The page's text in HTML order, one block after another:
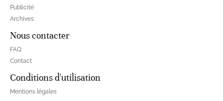
Publicité
Archives
Nous contacter
FAQ
Contact
Conditions d'utilisation
Mentions légales